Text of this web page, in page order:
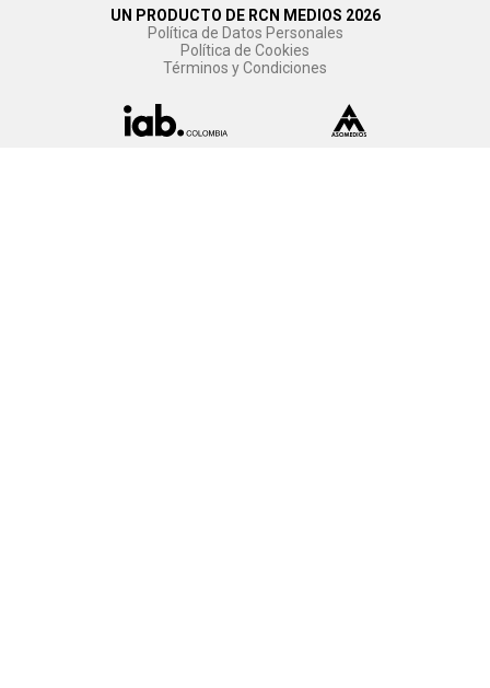
UN PRODUCTO DE RCN MEDIOS 2026
Política de Datos Personales
Política de Cookies
Términos y Condiciones